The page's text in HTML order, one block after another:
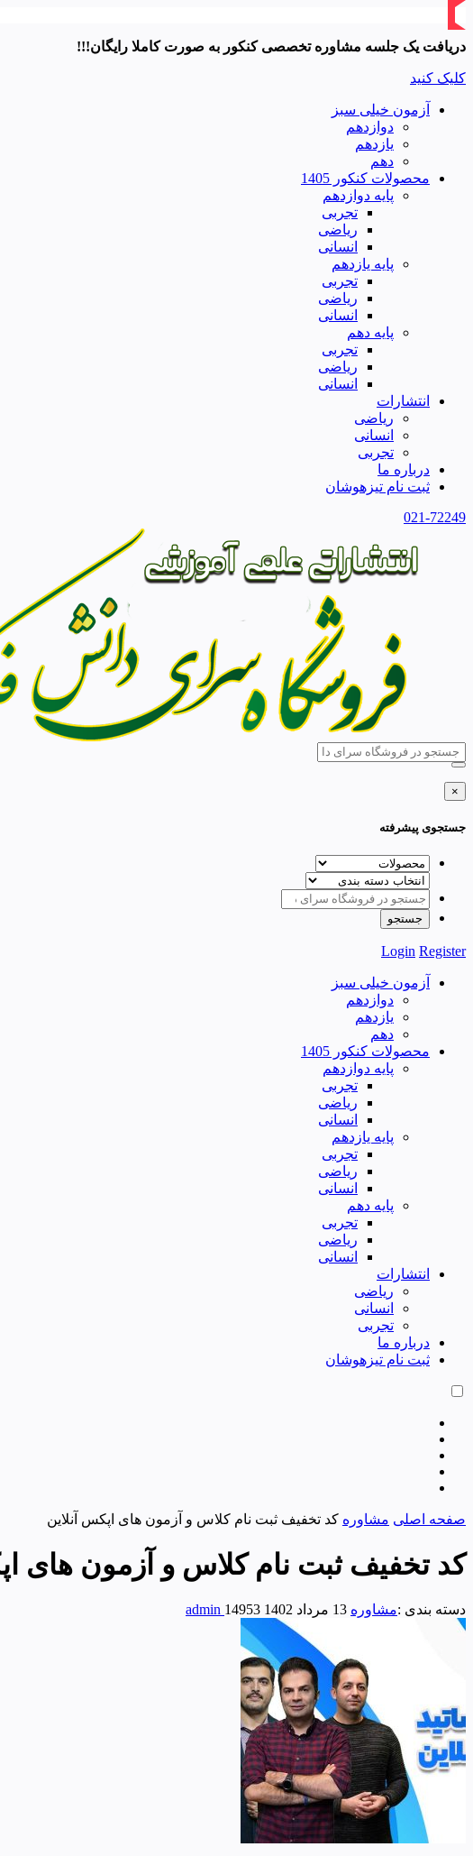
دریافت یک جلسه مشاوره تخصصی کنکور به صورت کاملا رایگان!!!
کلیک کنید
آزمون خیلی سبز
دوازدهم
یازدهم
دهم
محصولات کنکور 1405
پایه دوازدهم
تجربی
ریاضی
انسانی
پایه یازدهم
تجربی
ریاضی
انسانی
پایه دهم
تجربی
ریاضی
انسانی
انتشارات
ریاضی
انسانی
تجربی
درباره ما
ثبت نام تیزهوشان
021-72249
×
جستجوی پیشرفته
Login Register
آزمون خیلی سبز
دوازدهم
یازدهم
دهم
محصولات کنکور 1405
پایه دوازدهم
تجربی
ریاضی
انسانی
پایه یازدهم
تجربی
ریاضی
انسانی
پایه دهم
تجربی
ریاضی
انسانی
انتشارات
ریاضی
انسانی
تجربی
درباره ما
ثبت نام تیزهوشان
صفحه اصلی مشاوره کد تخفیف ثبت نام کلاس و آزمون های اپکس آنلاین
کد تخفیف ثبت نام کلاس و آزمون های
دسته بندی :مشاوره 13 مرداد 1402 admin 14953